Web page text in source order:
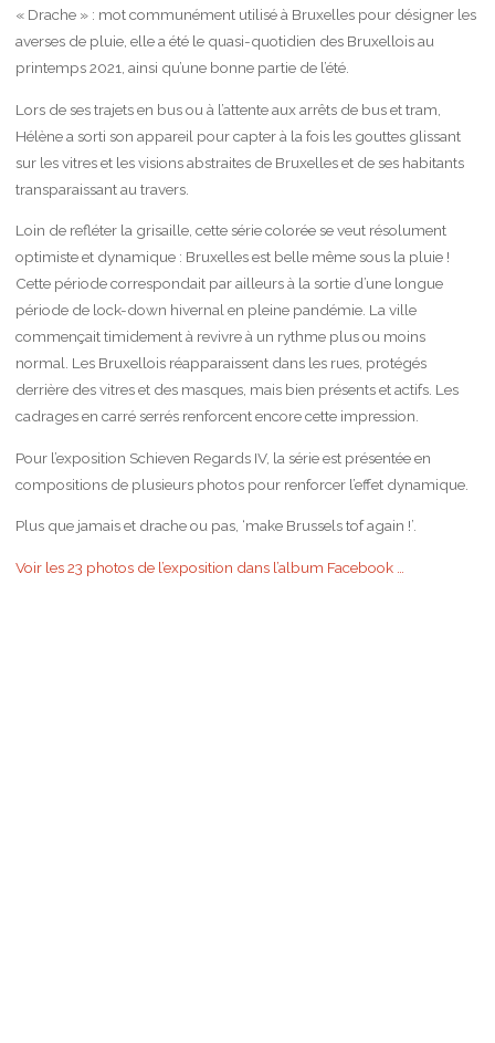
« Drache » : mot communément utilisé à Bruxelles pour désigner les
averses de pluie, elle a été le quasi-quotidien des Bruxellois au
printemps 2021, ainsi qu’une bonne partie de l’été.
Lors de ses trajets en bus ou à l’attente aux arrêts de bus et tram,
Hélène a sorti son appareil pour capter à la fois les gouttes glissant
sur les vitres et les visions abstraites de Bruxelles et de ses habitants
transparaissant au travers.
Loin de refléter la grisaille, cette série colorée se veut résolument
optimiste et dynamique : Bruxelles est belle même sous la pluie !
Cette période correspondait par ailleurs à la sortie d’une longue
période de lock-down hivernal en pleine pandémie. La ville
commençait timidement à revivre à un rythme plus ou moins
normal. Les Bruxellois réapparaissent dans les rues, protégés
derrière des vitres et des masques, mais bien présents et actifs. Les
cadrages en carré serrés renforcent encore cette impression.
Pour l’exposition Schieven Regards IV, la série est présentée en
compositions de plusieurs photos pour renforcer l’effet dynamique.
Plus que jamais et drache ou pas, ‘make Brussels tof again !’.
Voir les 23 photos de l’exposition dans l’album Facebook …